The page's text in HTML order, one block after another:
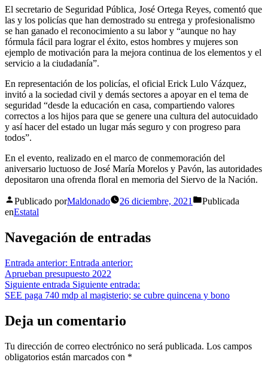
El secretario de Seguridad Pública, José Ortega Reyes, comentó que
las y los policías que han demostrado su entrega y profesionalismo
se han ganado el reconocimiento a su labor y “aunque no hay
fórmula fácil para lograr el éxito, estos hombres y mujeres son
ejemplo de motivación para la mejora continua de los elementos y el
servicio a la ciudadanía”.
En representación de los policías, el oficial Erick Lulo Vázquez,
invitó a la sociedad civil y demás sectores a apoyar en el tema de
seguridad “desde la educación en casa, compartiendo valores
correctos a los hijos para que se genere una cultura del autocuidado
y así hacer del estado un lugar más seguro y con progreso para
todos”.
En el evento, realizado en el marco de conmemoración del
aniversario luctuoso de José María Morelos y Pavón, las autoridades
depositaron una ofrenda floral en memoria del Siervo de la Nación.
Publicado porMaldonado 26 diciembre, 2021
Publicada
enEstatal
Navegación de entradas
Entrada anterior: Entrada anterior:
Aprueban presupuesto 2022
Siguiente entrada Siguiente entrada:
SEE paga 740 mdp al magisterio; se cubre quincena y bono
Deja un comentario
Tu dirección de correo electrónico no será publicada. Los campos
obligatorios están marcados con *